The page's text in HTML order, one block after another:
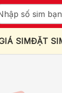
SIMĐẶT